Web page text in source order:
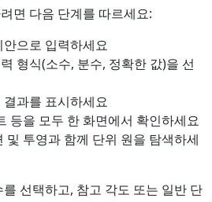
면 다음 단계를 따르세요:
으로 입력하세요
형식(소수, 분수, 정확한 값)을 선
과를 표시하세요
등을 모두 한 화면에서 확인하세요
및 투영과 함께 단위 원을 탐색하세
선택하고, 참고 각도 또는 일반 단